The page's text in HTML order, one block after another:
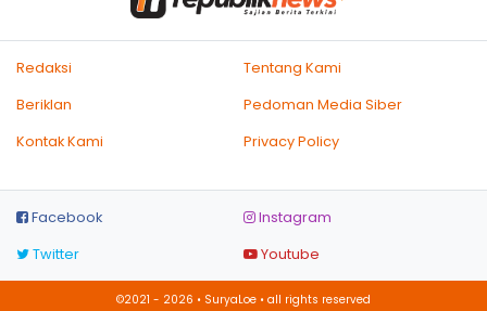
Redaksi
Tentang Kami
Beriklan
Pedoman Media Siber
Kontak Kami
Privacy Policy
Facebook
Instagram
Twitter
Youtube
©2021 - 2026 • SuryaLoe • all rights reserved